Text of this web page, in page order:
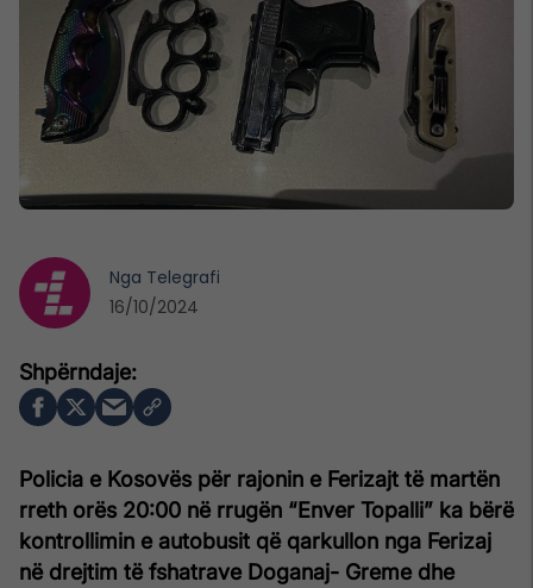
Policia e Kosovës për rajonin e Ferizajt të martën
rreth orës 20:00 në rrugën “Enver Topalli” ka bërë
kontrollimin e autobusit që qarkullon nga Ferizaj
në drejtim të fshatrave Doganaj- Greme dhe
Nga Telegrafi
16/10/2024